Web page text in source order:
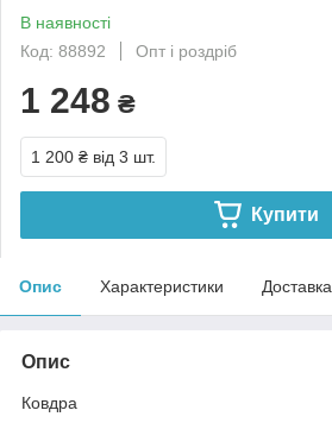
В наявності
Код: 88892
Опт і роздріб
1 248 ₴
1 200 ₴ від 3 шт.
Купити
Опис Характеристики Доставка
Опис
Ковдра